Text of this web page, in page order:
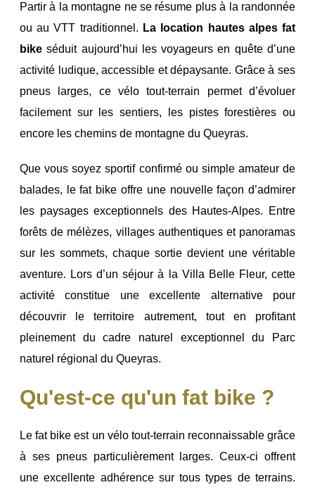
Partir à la montagne ne se résume plus à la randonnée
ou au VTT traditionnel. La location hautes alpes fat
bikeséduit aujourd’hui les voyageurs en quête d’une
activité ludique, accessible et dépaysante. Grâce à ses
pneus larges, ce vélo tout-terrain permet d’évoluer
facilement sur les sentiers, les pistes forestières ou
encore les chemins de montagne du Queyras.
Que vous soyez sportif confirmé ou simple amateur de
balades, le fat bike offre une nouvelle façon d’admirer
les paysages exceptionnels des Hautes-Alpes. Entre
forêts de mélèzes, villages authentiques et panoramas
sur les sommets, chaque sortie devient une véritable
aventure. Lors d’un séjour à la Villa Belle Fleur, cette
activité constitue une excellente alternative pour
découvrir le territoire autrement, tout en profitant
pleinement du cadre naturel exceptionnel du Parc
naturel régional du Queyras.
Qu'est-ce qu'un fat bike ?
Le fat bike est un vélo tout-terrain reconnaissable grâce
à ses pneus particulièrement larges. Ceux-ci offrent
une excellente adhérence sur tous types de terrains.